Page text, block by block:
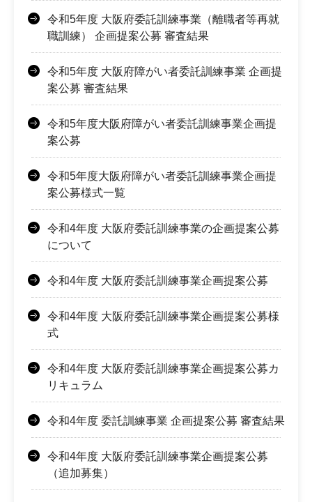
令和5年度 大阪府委託訓練事業（離職者等再就
職訓練） 企画提案公募 審査結果
令和5年度 大阪府障がい者委託訓練事業 企画提
案公募 審査結果
令和5年度大阪府障がい者委託訓練事業企画提
案公募
令和5年度大阪府障がい者委託訓練事業企画提
案公募様式一覧
令和4年度 大阪府委託訓練事業の企画提案公募
について
令和4年度 大阪府委託訓練事業企画提案公募
令和4年度 大阪府委託訓練事業企画提案公募様
式
令和4年度 大阪府委託訓練事業企画提案公募カ
リキュラム
令和4年度 委託訓練事業 企画提案公募 審査結果
令和4年度 大阪府委託訓練事業企画提案公募
（追加募集）